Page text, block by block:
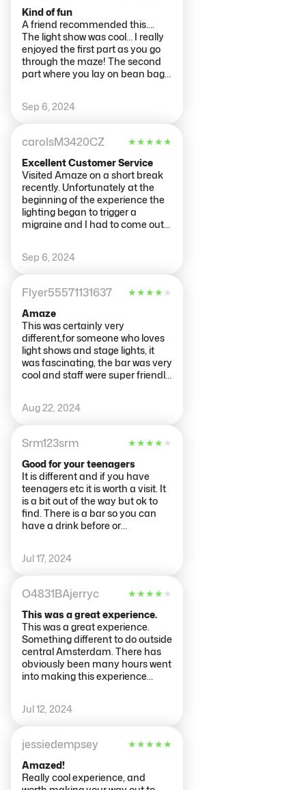
vielen verschachtelten Spiegeln,
in dem man sich tatsächlich
verirren könnte, was aber wohl
nie vorkommt. Dann folgt eine
Halle mit Clubsound und
Farbeffekten, in der man sich
beliebig aufhalten kann.
Erlebnis.
Kind of fun
A friend recommended this….
The light show was cool… I really
enjoyed the first part as you go
through the maze! The second
part where you lay on bean bags
have had a cake first to
appreciate that bit 😂 Worth
checking out though! Quite a
way out of the city though!
Sep 6, 2024
carolsM3420CZ ★★★★★
Excellent Customer Service
Visited Amaze on a short break
recently. Unfortunately at the
beginning of the experience the
lighting began to trigger a
migraine and I had to come out
experience and I was so
disappointed to leave. On leaving
the staff were very sympathetic,
and offered to refund the value
of the tickets as I couldn't
participate. Not many places
would go out of their way to do
this. Thank you!
Sep 6, 2024
Flyer55571131637 ★★★★ ★
Amaze
This was certainly very
different,for someone who loves
light shows and stage lights, it
was fascinating, the bar was very
cool and staff were super friendly
however, it was a lot shorter than
expected and it was more of a
stand and watch instead of
immersive maze
Aug 22, 2024
Srm123srm ★★★★ ★
Good for your teenagers
It is different and if you have
teenagers etc it is worth a visit. It
is a bit out of the way but ok to
find. There is a bar so you can
have a drink before or
Jul 17, 2024
O4831BAjerryc ★★★★ ★
This was a great experience.
This was a great experience.
Something different to do outside
central Amsterdam. There has
obviously been many hours went
into making this experience
Staff were friendly and
informative. The only thing that
annoyed us about this is the
amount of people watching the
show through their phones,
blocking the view of others at the
back. Why not put the phone
Jul 12, 2024
jessiedempsey ★★★★★
Amazed!
Really cool experience, and